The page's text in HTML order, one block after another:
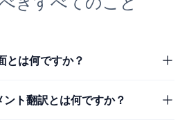
とは何ですか？
ト翻訳とは何ですか？